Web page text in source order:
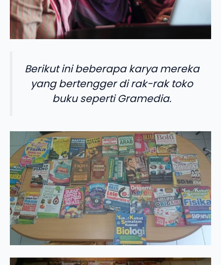
Berikut ini beberapa karya mereka
yang bertengger di rak-rak toko
buku seperti Gramedia.